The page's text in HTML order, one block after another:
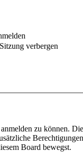
verbergen
zu können.
Board bewegst.